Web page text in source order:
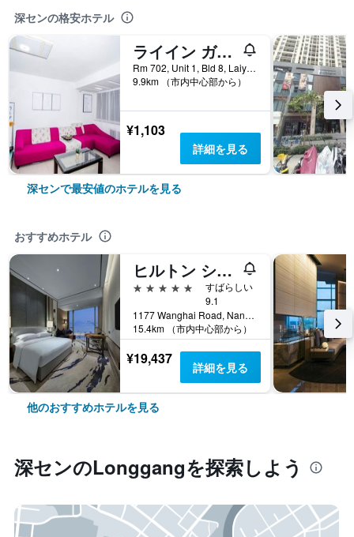
深センの格安ホテル
ライイン ガーデン シティ ホステル (萊茵花園城市青年旅舍)
Rm 702, Unit 1, Bld 8, Laiying Garden, 深セン, 中国
9.9km （市内中心部から）
¥1,103
詳細を見る
深センで最安値のホテルを見る
おすすめホテル
ヒルトン シェンゼン シェカウ ナンハイ
5つ星
すばらしい
9.1
1177 Wanghai Road, Nanshan District, 深セン, 中国
15.4km （市内中心部から）
¥19,437 詳細を見る
他のおすすめホテルを見る
深セン​のLonggang​を探索しよう